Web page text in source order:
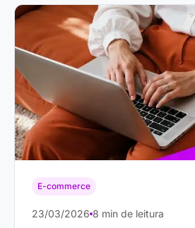
E-commerce
23/03/2026 8 min de leitura